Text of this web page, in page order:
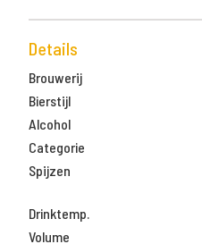
Details
Brouwerij
Bierstijl
Alcohol
Categorie
Spijzen
Drinktemp.
Volume